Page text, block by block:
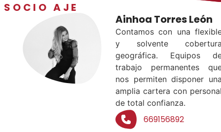
SOCIO AJE
Ainhoa Torres León
Contamos con una
y solvente
geográfica. Equipos
trabajo permanentes
nos permiten disponer
amplia cartera con
de total confianza.
669156892